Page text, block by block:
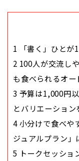
1 「書く」ひと
2 100人が交流し
も食べられるオー
3 予算は1,000円
とバリエーション
4小分けで食べや
ジュアルプラン」
5 トークセッシ